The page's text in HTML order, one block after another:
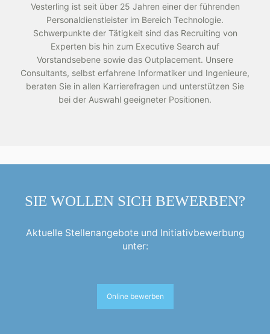
Vesterling ist seit über 25 Jahren einer der führenden
Personaldienstleister im Bereich Technologie.
Schwerpunkte der Tätigkeit sind das Recruiting von
Experten bis hin zum Executive Search auf
Vorstandsebene sowie das Outplacement. Unsere
Consultants, selbst erfahrene Informatiker und Ingenieure,
beraten Sie in allen Karrierefragen und unterstützen Sie
bei der Auswahl geeigneter Positionen.
SIE WOLLEN SICH BEWERBEN?
Aktuelle Stellenangebote und Initiativbewerbung
unter:
Online bewerben